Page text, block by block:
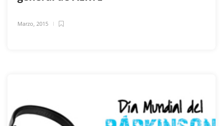
Marzo, 2015